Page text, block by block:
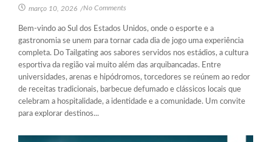
março 10, 2026 /No Comments
Bem-vindo ao Sul dos Estados Unidos, onde o esporte e a
gastronomia se unem para tornar cada dia de jogo uma experiência
completa. Do Tailgating aos sabores servidos nos estádios, a cultura
esportiva da região vai muito além das arquibancadas. Entre
universidades, arenas e hipódromos, torcedores se reúnem ao redor
de receitas tradicionais, barbecue defumado e clássicos locais que
celebram a hospitalidade, a identidade e a comunidade. Um convite
para explorar destinos...